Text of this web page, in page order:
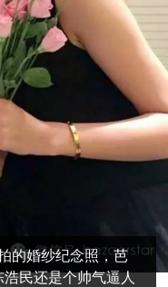
的婚纱纪念照，芭
民还是个帅气逼人